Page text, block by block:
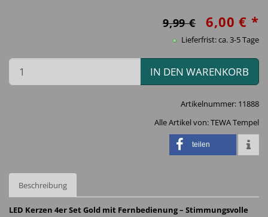
9,99 € 6,00 € *
Lieferfrist: ca. 3-5 Tage
IN DEN WARENKORB
Artikelnummer: 11888
Alle Artikel von:TEWA Tempel
teilen
Beschreibung
LED Kerzen 4er Set Gold mit Fernbedienung – Stimmungsvolle